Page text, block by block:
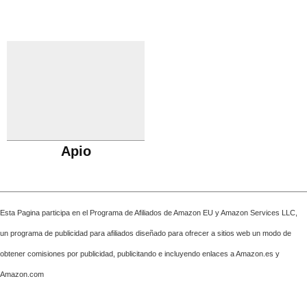
Apio
Esta Pagina participa en el Programa de Afiliados de Amazon EU y Amazon Services LLC,
un programa de publicidad para afiliados diseñado para ofrecer a sitios web un modo de
obtener comisiones por publicidad, publicitando e incluyendo enlaces a Amazon.es y
Amazon.com